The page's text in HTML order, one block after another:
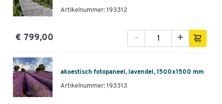
Artikelnummer: 193312
€ 799,00 +
-
akoestisch fotopaneel, lavendel, 1500x1500 mm
Artikelnummer: 193313